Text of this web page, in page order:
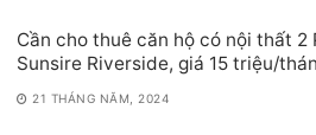
Cần cho thuê căn hộ có nội thất 2
Sunsire Riverside, giá 15 triệu/
21 THÁNG NĂM, 2024